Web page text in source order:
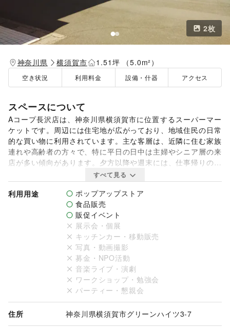
2枚
神奈川県 横須賀市 1.51坪 （5.0m²）
空き状況 利用料金 設備・什器 アクセス
スペースについて
​Aコープ長沢店は、神奈川県横須賀市に位置するスーパーマー
ケットです。​周辺には住宅地が広がっており、地域住民の日常
的な買い物に利用されています。​主な客層は、近隣に住む家族
連れや高齢者の方々で、特に平日の日中は主婦やシニア層の来
店が多い傾向があります。​夕方以降や週末には、仕事帰りの方
や家族連れで賑わいます。地域密着型の店舗として、地元の新
鮮な食材や日用品を提供し、幅広い年齢層の顧客に利用されて
います。火曜日と金曜日は、やきとり屋との隣合わせでの出店
【NG商材：調理を要するもの】
すべて見る
利用用途
ポップアップストア
食品販売
販促イベント
展示会・個展
キッチンカー・移動販売
写真・動画撮影
募金・NPO活動
音楽ライブ・演劇
ワークショップ・勉強会
パーティー・懇親会
住所 神奈川県横須賀市グリーンハイツ3-7